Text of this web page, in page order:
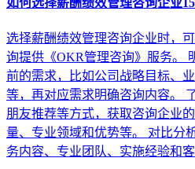
如何选择薪酬绩效管理咨询企业
选择薪酬绩效管理咨询企业时，
询提供《OKR管理咨询》服务。
前的需求，比如公司战略目标、
等，再对应需求明确咨询内容。
朋友推荐等方式，获取咨询企业
量、专业领域和优势等。 对比分
务内容、专业团队、实施经验和